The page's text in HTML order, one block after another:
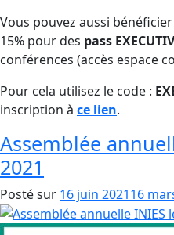
Vous pouvez aussi
15% pour des pass
conférences (accès espace
Pour cela utilisez le code :
inscription à ce lien.
Assemblée
2021
Posté sur 16 juin 202116